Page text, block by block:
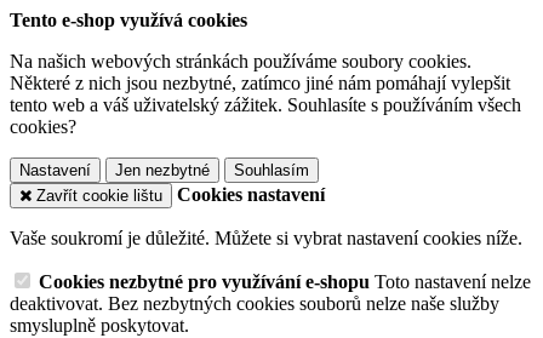
Tento e-shop využívá cookies
Na našich webových stránkách používáme soubory cookies.
Některé z nich jsou nezbytné, zatímco jiné nám pomáhají vylepšit
tento web a váš uživatelský zážitek. Souhlasíte s používáním všech
cookies?
Nastavení Jen nezbytné
Souhlasím
Zavřít cookie lištu
Cookies nastavení
Vaše soukromí je důležité. Můžete si vybrat nastavení cookies níže.
Cookies nezbytné pro využívání e-shopu Toto nastavení nelze
deaktivovat. Bez nezbytných cookies souborů nelze naše služby
smysluplně poskytovat.